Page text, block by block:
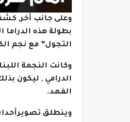
وعلى جانب أخر,
بطولة هذه
التجول” مع نجم
وكانت النجمة
الدرامي , ليكون
الفهد.
وينطلق